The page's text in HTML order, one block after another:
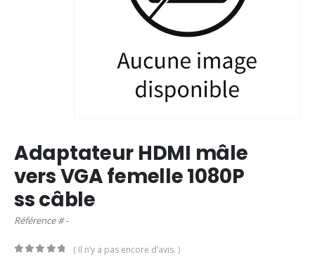
Adaptateur HDMI mâle
vers VGA femelle 1080P
ss câble
Référence # -
( Il n’y a pas encore d’avis. )